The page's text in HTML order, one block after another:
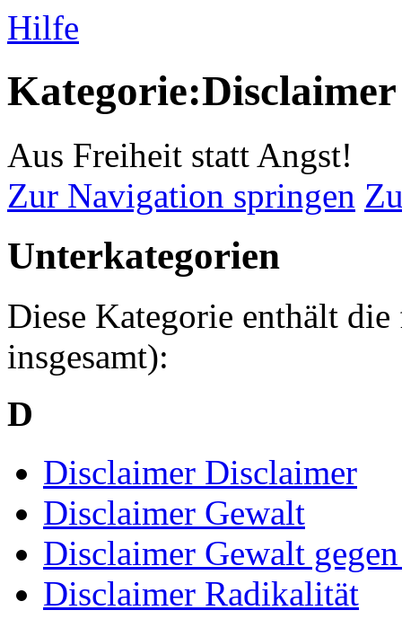
Hilfe
Kategorie:Disclaimer
Aus Freiheit statt Angst!
Zur Navigation springen
Unterkategorien
Diese Kategorie enthält
insgesamt):
D
Disclaimer Disclaimer
Disclaimer Gewalt
Disclaimer Gewalt
Disclaimer Radikalität